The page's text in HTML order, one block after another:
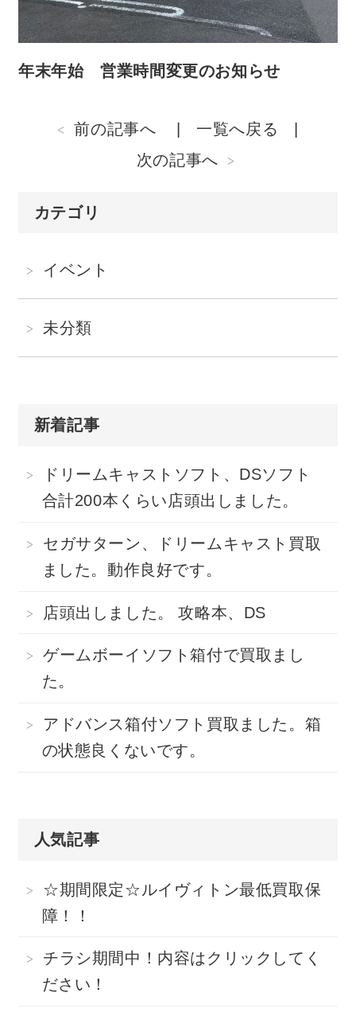
年末年始 営業時間変更のお知らせ
前の記事へ
一覧へ戻る
次の記事へ
カテゴリ
イベント
未分類
新着記事
ドリームキャストソフト、DSソフト
合計200本くらい店頭出しました。
セガサターン、ドリームキャスト買取
ました。動作良好です。
店頭出しました。 攻略本、DS
ゲームボーイソフト箱付で買取まし
た。
アドバンス箱付ソフト買取ました。箱
の状態良くないです。
人気記事
☆期間限定☆ルイヴィトン最低買取保
障！！
チラシ期間中！内容はクリックしてく
ださい！